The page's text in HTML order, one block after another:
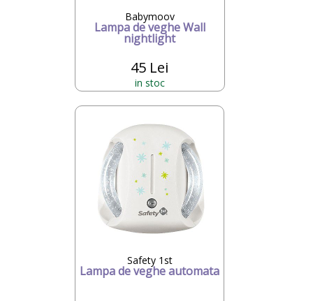
Babymoov
Lampa de veghe Wall
nightlight
45 Lei
in stoc
Safety 1st
Lampa de veghe automata